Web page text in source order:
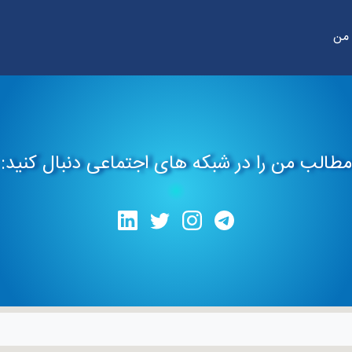
من
مطالب من را در شبکه های اجتماعی دنبال کنید: